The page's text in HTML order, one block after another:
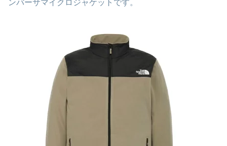
ンバーサマイクロジャケットです。